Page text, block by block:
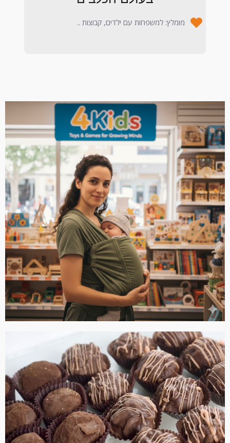
מומלץ: למשפחות עם ילדים, קבוצות ..